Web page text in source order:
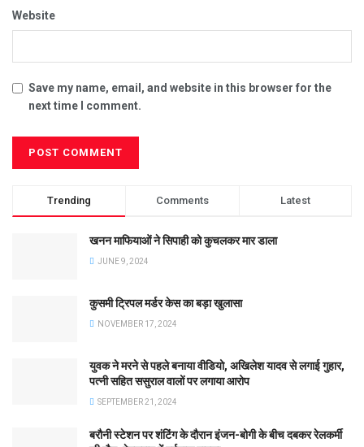
Website
Save my name, email, and website in this browser for the
next time I comment.
Trending Comments Latest
खनन माफियाओं ने सिपाही को कुचलकर मार डाला
JUNE 9, 2024
कुसमी ट्रिपल मर्डर केस का बड़ा खुलासा
NOVEMBER 17, 2024
युवक ने मरने से पहले बनाया वीडियो, अखिलेश यादव से लगाई गुहार,
पत्नी सहित ससुराल वालों पर लगाया आरोप
SEPTEMBER 21, 2024
बरौनी स्टेशन पर शंटिंग के दौरान इंजन-बोगी के बीच दबकर रेलकर्मी